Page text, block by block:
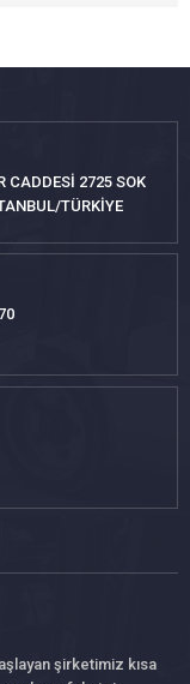
CADDESİ 2725 SOK
TÜRKİYE
şirketimiz kısa